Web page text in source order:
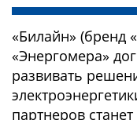
«Билайн» (бренд
«Энергомера»
развивать
партнеров